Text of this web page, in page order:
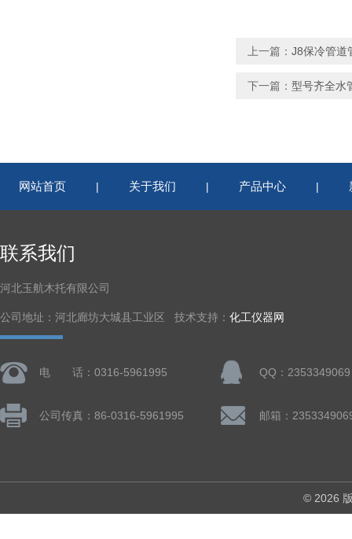
上一篇： J8保冷管道
下一篇： 型号齐全水
网站首页 | 关于我们 | 产品中心 |
联系我们
河北玉航木托有限公司
公司地址：河北廊坊大城县工业区 技术支持： 化工仪器网
电 话：0316-5961995 QQ：2353349069
公司传真：86-0316-5961995 邮箱：
© 2026